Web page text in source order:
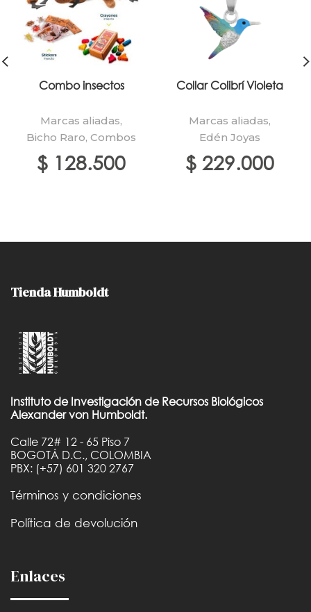
Combo insectos
Marcas aliadas,
Bicho Raro, Combos
$ 128.500
Collar Colibrí Violeta
Marcas aliadas,
Edén Joyas
$ 229.000
Tienda Humboldt
Instituto de Investigación de Recursos Biológicos
Alexander von Humboldt.
Calle 72# 12 - 65 Piso 7
BOGOTÁ D.C., COLOMBIA
PBX: (+57) 601 320 2767
Términos y condiciones
Política de devolución
Enlaces